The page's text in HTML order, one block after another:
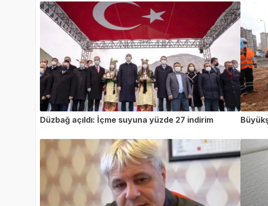
Düzbağ açıldı: İçme suyuna yüzde 27 indirim